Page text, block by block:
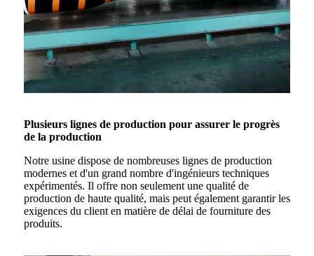
Plusieurs lignes de production pour assurer le progrès
de la production
Notre usine dispose de nombreuses lignes de production
modernes et d'un grand nombre d'ingénieurs techniques
expérimentés. Il offre non seulement une qualité de
production de haute qualité, mais peut également garantir les
exigences du client en matière de délai de fourniture des
produits.